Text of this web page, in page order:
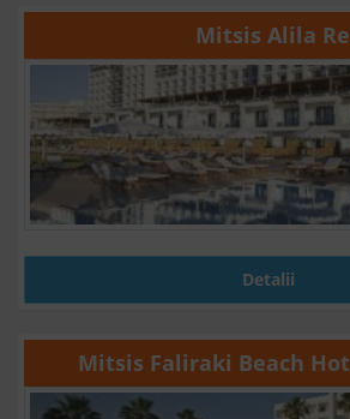
Mitsis Alila
Detalii
Mitsis Faliraki Beach